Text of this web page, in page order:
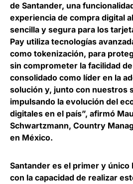
de Santander, una
experiencia de compra digital
sencilla y segura para los
Pay utiliza tecnologías
como tokenización, para
sin comprometer la facilidad
consolidado como líder en la
solución y, junto con nuestros
impulsando la evolución del
digitales en el país”, afirmó
Schwartzmann, Country
en México.
Santander es el primer y único
con la capacidad de realizar